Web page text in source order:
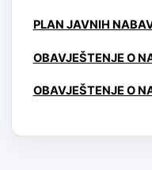
PLAN JAVNIH
OBAVJEŠTENJE O
OBAVJEŠTENJE O